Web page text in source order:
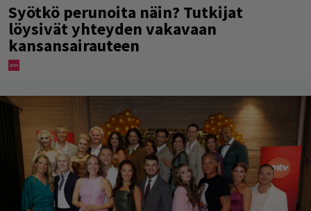
Syötkö perunoita näin? Tutkijat
löysivät yhteyden vakavaan
kansansairauteen